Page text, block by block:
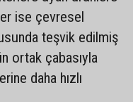
ise çevresel
teşvik edilmiş
ortak çabasıyla
daha hızlı